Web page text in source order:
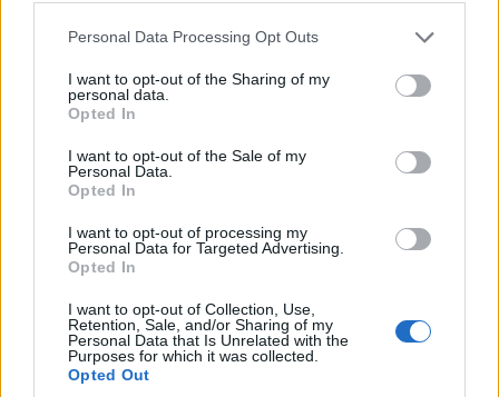
Personal Data Processing Opt Outs
I want to opt-out of the Sharing of my
personal data.
Opted In
I want to opt-out of the Sale of my
Personal Data.
Opted In
I want to opt-out of processing my
Personal Data for Targeted Advertising.
Opted In
I want to opt-out of Collection, Use,
Retention, Sale, and/or Sharing of my
Personal Data that Is Unrelated with the
Purposes for which it was collected.
Opted Out
Polemica durante una visita scolastica al
memoriale di
concentramento nazista in Austria. Secondo
immagini e testimonianze diffuse sui social,
alcuni studenti avrebbero indossato magliette con
la scritta“Free Palestine”durante la visita al sito.
In alcune immagini comparirebbe anche il ritratto
Dalal Mughrabi